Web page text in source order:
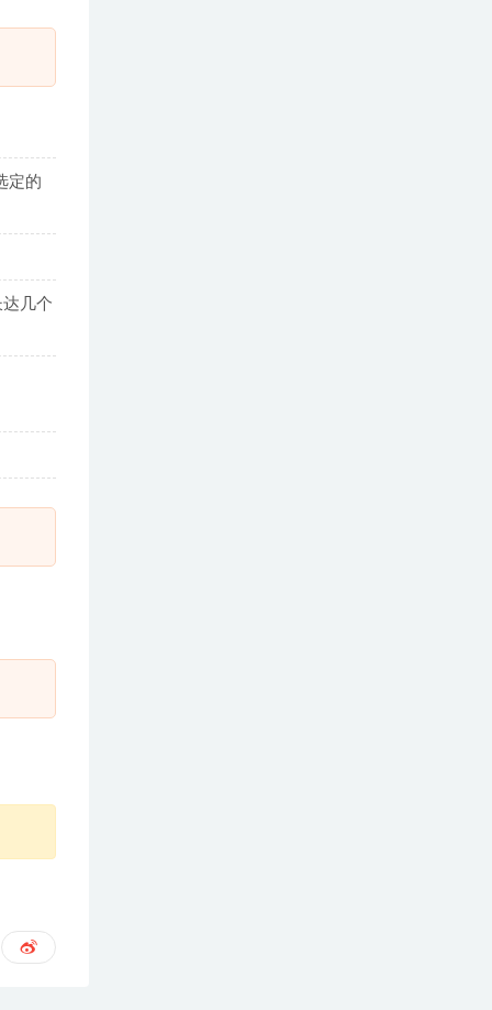
定的
几个